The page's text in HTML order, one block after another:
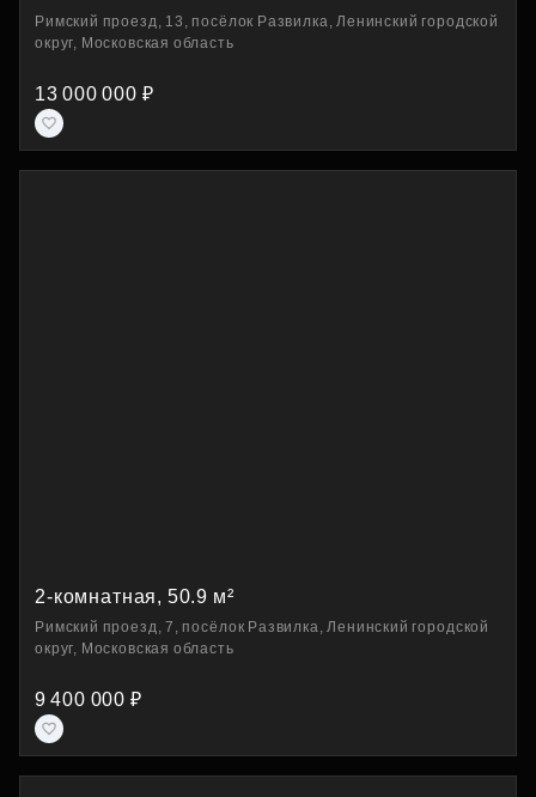
Римский проезд, 13, посёлок Развилка, Ленинский городской
округ, Московская область
13 000 000 ₽
2-комнатная, 50.9 м²
Римский проезд, 7, посёлок Развилка, Ленинский городской
округ, Московская область
9 400 000 ₽